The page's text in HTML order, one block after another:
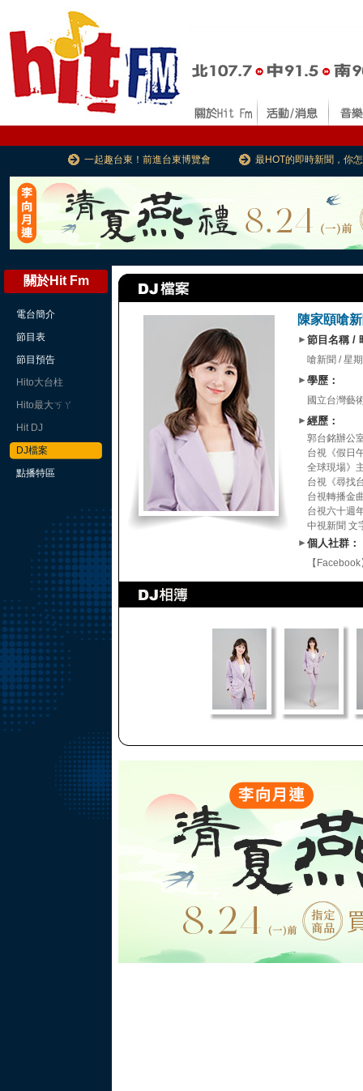
一起趣台東！前進台東博覽會 最HOT的即時新聞，你
關於Hit Fm
電台簡介
節目表
節目預告
Hito大台柱
Hito最大ㄎㄚ
Hit DJ
DJ檔案
點播特區
陳家頤嗆
► 節目名稱 /
嗆新聞 / 星
► 學歷：
國立台灣藝
► 經歷：
郭台銘辦公
台視《假日
全球現場》
台視《尋找
台視轉播金
台視六十週
中視新聞 文
► 個人社群：
【